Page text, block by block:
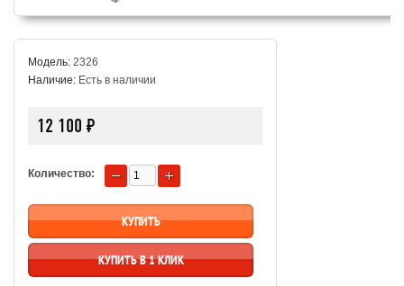
Модель: 2326
Наличие: Есть в наличии
12 100 ₽
Количество:
КУПИТЬ В 1 КЛИК